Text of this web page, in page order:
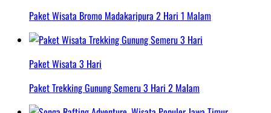
Paket Wisata Bromo Madakaripura 2 Hari 1 Malam
Paket Wisata 3 Hari
Paket Trekking Gunung Semeru 3 Hari 2 Malam